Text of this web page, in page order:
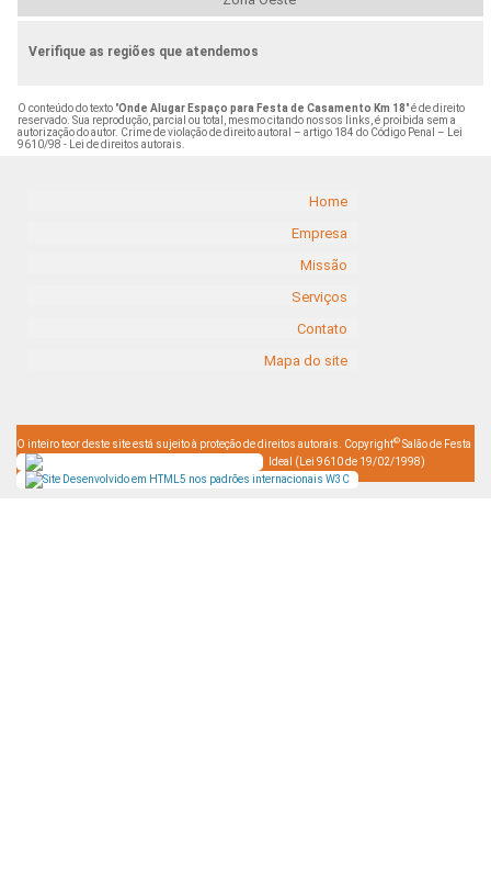
Verifique as regiões que atendemos
O conteúdo do texto "Onde Alugar Espaço para Festa de Casamento Km 18" é de direito
reservado. Sua reprodução, parcial ou total, mesmo citando nossos links, é proibida sem a
autorização do autor. Crime de violação de direito autoral – artigo 184 do Código Penal –
Lei
9610/98 - Lei de direitos autorais
Home
Empresa
Missão
Serviços
Contato
Mapa do site
O inteiro teor deste site está sujeito à proteção de direitos autorais. Copyright© Salão de Festa
Ideal (Lei 9610 de 19/02/1998)